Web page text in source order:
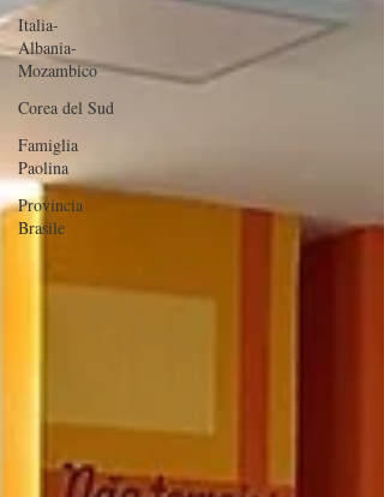
Italia-
Albania-
Mozambico
Corea del Sud
Famiglia
Paolina
Provincia
Brasile